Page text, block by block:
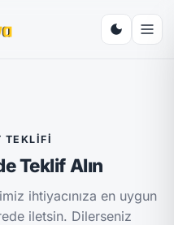
TEKLIFI
Teklif Alın
ihtiyacınıza en uygun
iletsin. Dilerseniz